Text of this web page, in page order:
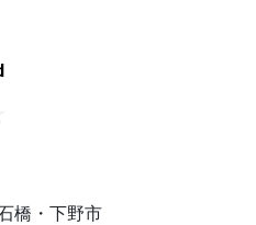
橋・下野市